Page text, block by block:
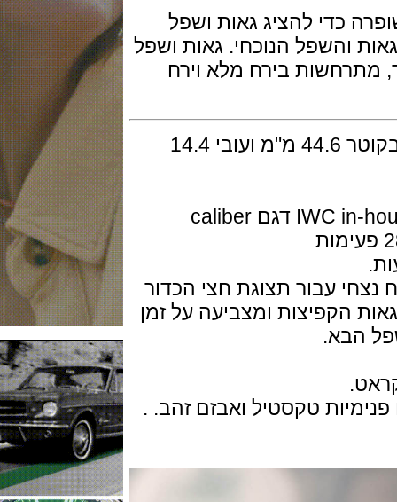
הכפול בשעה 12 שופרה כדי להציג גאות ושפל
הנוכחי. גאות ושפל
בירח מלא וירח
השעון זמין בזהב ורוד מלא 18 קראט בקוטר 44.6 מ"מ ועובי 14.4
המנגנון מכני אוטומטי ביצור עצמי IWC in-house דגם caliber
עבור תצוגת חצי הכדור
הקפיצות ומצביעה על זמן
טקסטיל ואבזם זהב. .